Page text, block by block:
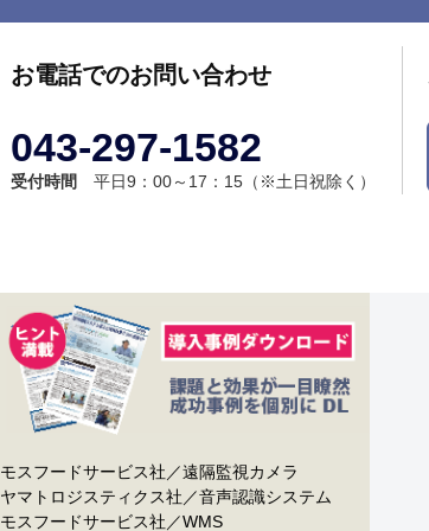
お電話でのお問い合わせ
043-297-1582
受付時間 平日9：00～17：15（※土日祝除く）
モスフードサービス社／遠隔監視カメラ
ヤマトロジスティクス社／音声認識システム
モスフードサービス社／WMS